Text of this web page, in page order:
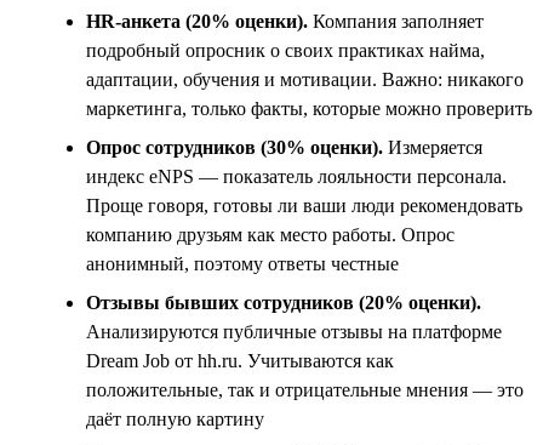
HR-анкета (20% оценки). Компания заполняет
подробный опросник о своих практиках найма,
адаптации, обучения и мотивации. Важно: никакого
маркетинга, только факты, которые можно проверить
Опрос сотрудников (30% оценки). Измеряется
индекс eNPS — показатель лояльности персонала.
Проще говоря, готовы ли ваши люди рекомендовать
компанию друзьям как место работы. Опрос
анонимный, поэтому ответы честные
Отзывы бывших сотрудников (20% оценки).
Анализируются публичные отзывы на платформе
Dream Job от hh.ru. Учитываются как
положительные, так и отрицательные мнения — это
даёт полную картину